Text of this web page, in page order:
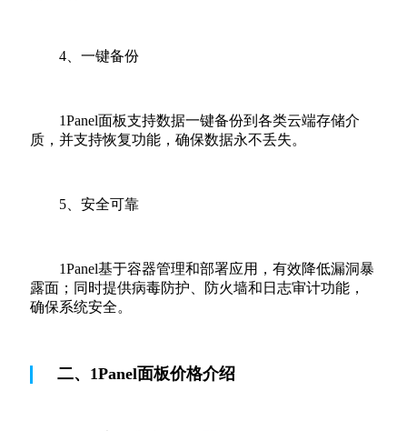
4、一键备份
1Panel面板支持数据一键备份到各类云端存储介
质，并支持恢复功能，确保数据永不丢失。
5、安全可靠
1Panel基于容器管理和部署应用，有效降低漏洞暴
露面；同时提供病毒防护、防火墙和日志审计功能，
确保系统安全。
二、1Panel面板价格介绍